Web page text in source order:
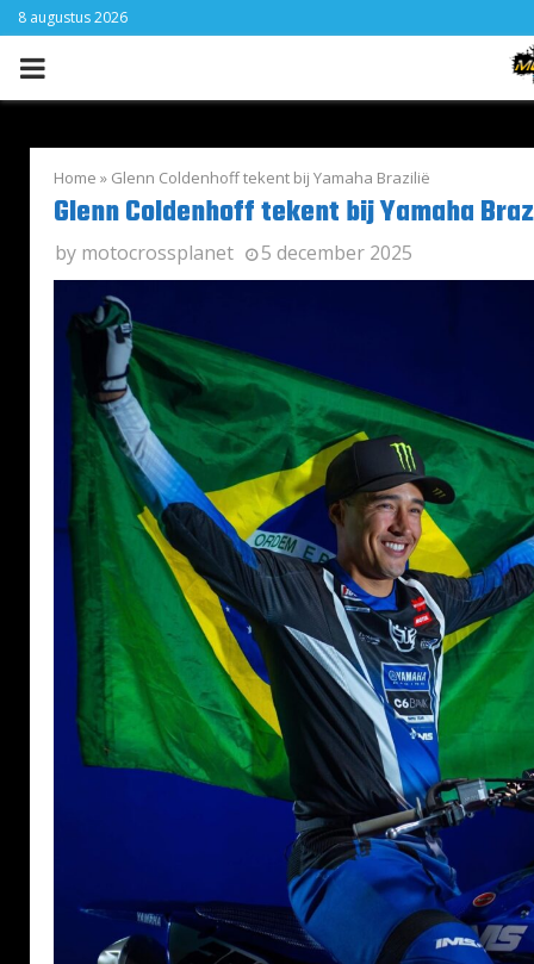
8 augustus 2026
PRIMARY
Home » Glenn Coldenhoff tekent bij Yamaha Brazilië
Glenn Coldenhoff tekent bij Yamaha
by motocrossplanet 5 december 2025